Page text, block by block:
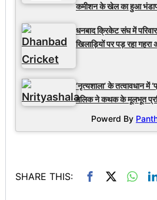
कमीशन के खेल का हुआ
धनबाद क्रिकेट संघ में
खिलाड़ियों पर पड़ रहा गहरा
‘नृत्यशाला’ के तत्वावधान में
मलिक ने कथक के मूलभूत
Powerd By
SHARE THIS: